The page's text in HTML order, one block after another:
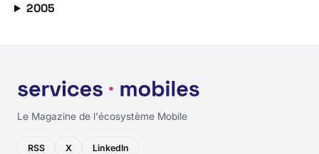
2005
Le Magazine de l'écosystème Mobile
RSS X LinkedIn